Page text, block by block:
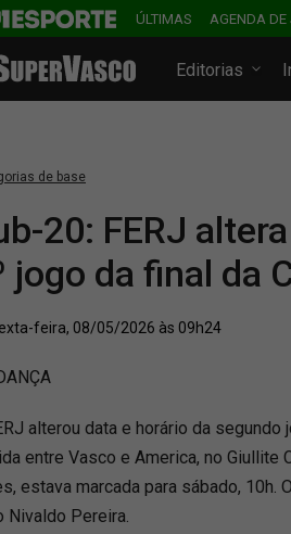
ÚLTIMAS AGENDA DE
Editorias
de base
20: FERJ
jogo da final da
feira, 08/05/2026 às 09h24
alterou data e horário da segundo
entre Vasco e America, no Giullite
estava marcada para sábado, 10h.
Nivaldo Pereira.